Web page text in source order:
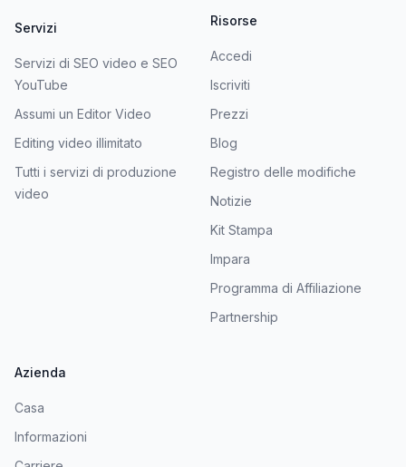
Servizi
Servizi di SEO video e SEO
YouTube
Assumi un Editor Video
Editing video illimitato
Tutti i servizi di produzione
video
Risorse
Accedi
Iscriviti
Prezzi
Blog
Registro delle modifiche
Notizie
Kit Stampa
Impara
Programma di Affiliazione
Partnership
Azienda
Casa
Informazioni